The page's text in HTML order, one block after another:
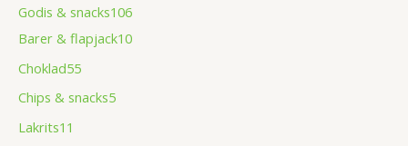
Godis & snacks106
Barer & flapjack10
Choklad55
Chips & snacks5
Lakrits11